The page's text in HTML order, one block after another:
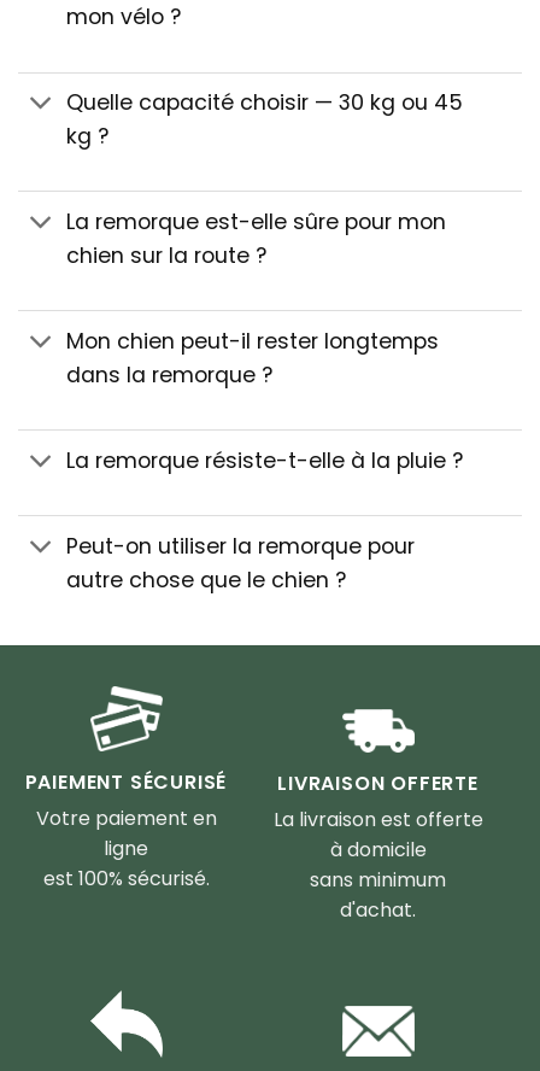
mon vélo ?
Quelle capacité choisir — 30 kg ou 45
kg ?
La remorque est-elle sûre pour mon
chien sur la route ?
Mon chien peut-il rester longtemps
dans la remorque ?
La remorque résiste-t-elle à la pluie ?
Peut-on utiliser la remorque pour
autre chose que le chien ?
PAIEMENT SÉCURISÉ
Votre paiement en
ligne
est 100% sécurisé.
LIVRAISON OFFERTE
La livraison est offerte
à domicile
sans minimum
d'achat.